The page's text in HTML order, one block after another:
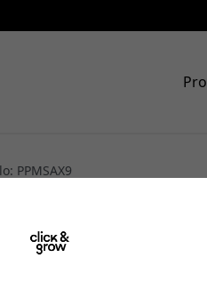
PPMSAX9
Grow Plant Pods
Garden,
en interiores